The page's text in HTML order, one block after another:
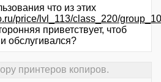
что из этих
price/lvl_113/class_220/
приветствует, чтоб
обслугивался?
принтеров копиров.